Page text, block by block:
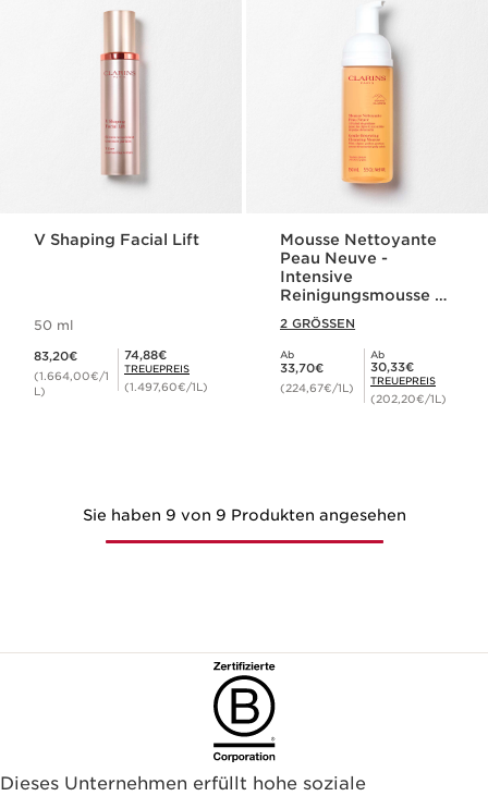
V Shaping Facial Lift
50 ml
83,20€
(1.664,00€/1
L)
Mitgliederpreis 74,88€
74,88€
TREUEPREIS
(1.497,60€/1L)
Mousse Nettoyante
Peau Neuve -
Intensive
Reinigungsmousse -
für jeden Hauttyp
2 GRÖSSEN
Ab
Aktueller Preis 33,70€
33,70€
(224,67€/1L)
Ab
Mitgliederpreis 30,33€
30,33€
TREUEPREIS
(202,20€/1L)
Sie haben 9 von 9 Produkten angesehen
Dieses Unternehmen erfüllt hohe soziale